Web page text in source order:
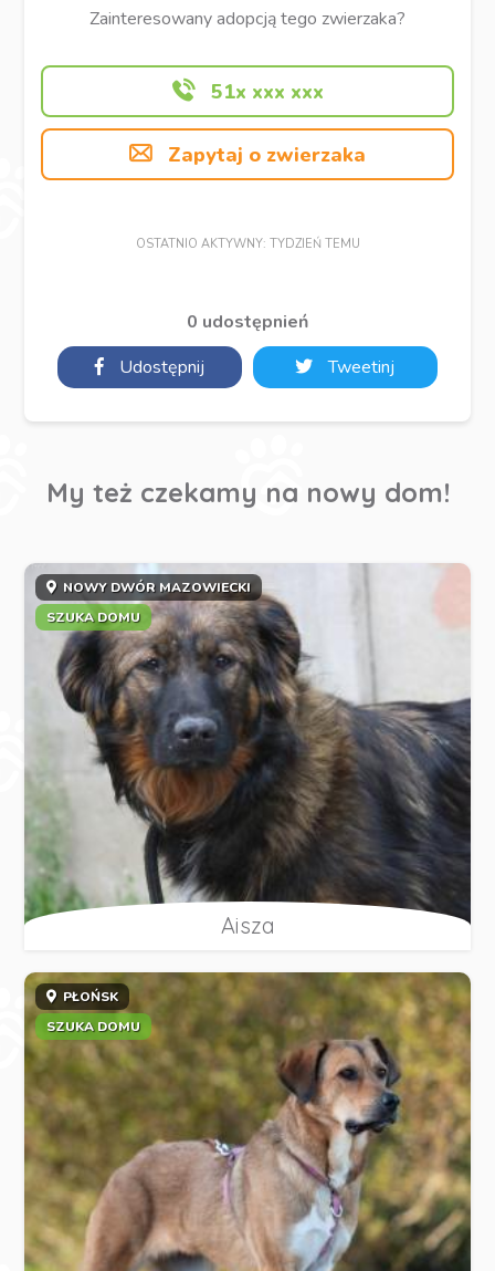
Zainteresowany adopcją tego zwierzaka?
51x xxx xxx
Zapytaj o zwierzaka
OSTATNIO AKTYWNY: TYDZIEŃ TEMU
0 udostępnień
Udostępnij
Tweetinj
My też czekamy na nowy dom!
NOWY DWÓR MAZOWIECKI
SZUKA DOMU
Aisza
PŁOŃSK
SZUKA DOMU